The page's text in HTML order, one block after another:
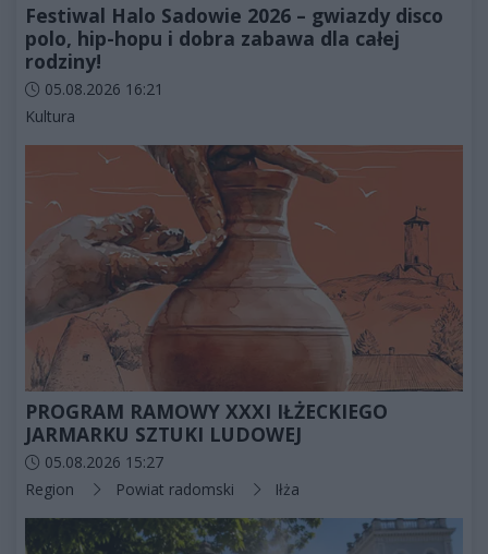
Festiwal Halo Sadowie 2026 – gwiazdy disco
polo, hip-hopu i dobra zabawa dla całej
rodziny!
Data dodania artykułu:
05.08.2026 16:21
Kategorie artykułu:
Kultura
PROGRAM RAMOWY XXXI IŁŻECKIEGO
JARMARKU SZTUKI LUDOWEJ
Data dodania artykułu:
05.08.2026 15:27
Kategorie artykułu:
Region Powiat radomski Iłża